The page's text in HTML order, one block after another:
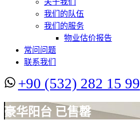
关于我们
我们的队伍
我们的服务
物业估价报告
常问问题
联系我们
+90 (532) 282 15 99
豪华阳台 已售罄